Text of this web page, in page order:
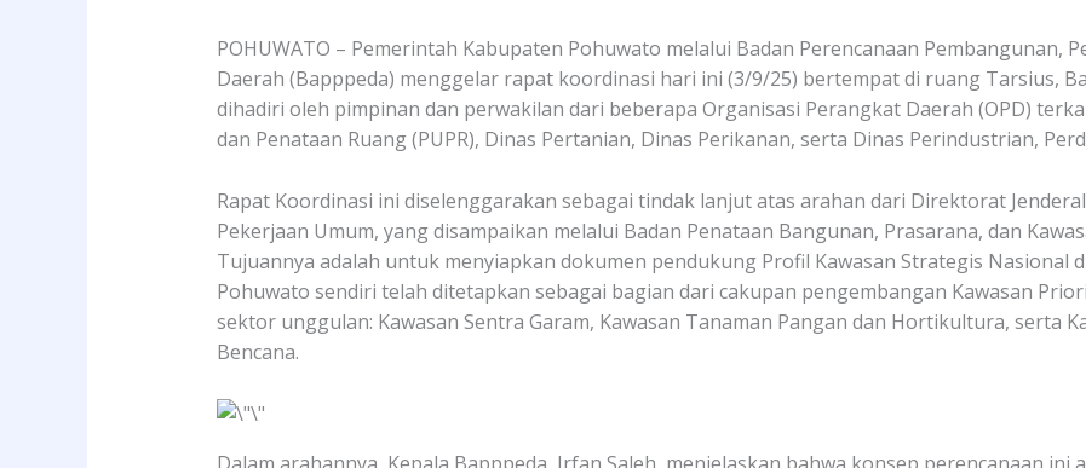
POHUWATO – Pemerintah Kabupaten Pohuwato melalui Badan Perencanaan Pembangunan,
Daerah (Bapppeda) menggelar rapat koordinasi hari ini (3/9/25) bertempat di ruang Tarsius,
dihadiri oleh pimpinan dan perwakilan dari beberapa Organisasi Perangkat Daerah (OPD)
dan Penataan Ruang (PUPR), Dinas Pertanian, Dinas Perikanan, serta Dinas Perindustrian,
Rapat Koordinasi ini diselenggarakan sebagai tindak lanjut atas arahan dari Direktorat
Pekerjaan Umum, yang disampaikan melalui Badan Penataan Bangunan, Prasarana, dan
Tujuannya adalah untuk menyiapkan dokumen pendukung Profil Kawasan Strategis Nasional
Pohuwato sendiri telah ditetapkan sebagai bagian dari cakupan pengembangan Kawasan
sektor unggulan: Kawasan Sentra Garam, Kawasan Tanaman Pangan dan Hortikultura, serta
Bencana.